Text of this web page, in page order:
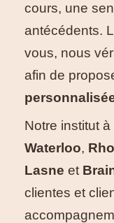
cours, une
antécédents.
vous, nous
afin de
Notre institut à
Waterloo,
Lasne et
clientes et